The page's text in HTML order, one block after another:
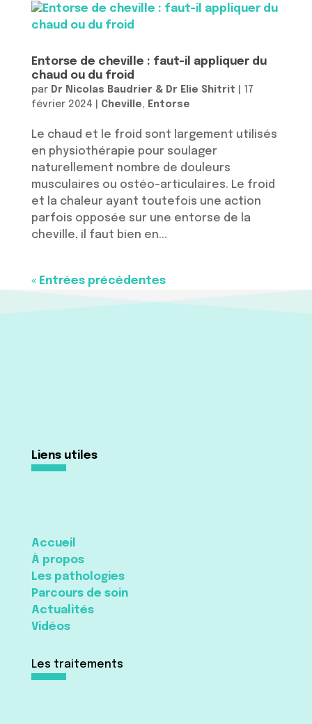
Entorse de cheville : faut-il appliquer du
chaud ou du froid
par Dr Nicolas Baudrier & Dr Elie Shitrit
17
février 2024
Cheville, Entorse
Le chaud et le froid sont largement utilisés
en physiothérapie pour soulager
naturellement nombre de douleurs
musculaires ou ostéo-articulaires. Le froid
et la chaleur ayant toutefois une action
parfois opposée sur une entorse de la
cheville, il faut bien en...
« Entrées précédentes
Liens utiles
Accueil
À propos
Les pathologies
Parcours de soin
Actualités
Vidéos
Les traitements